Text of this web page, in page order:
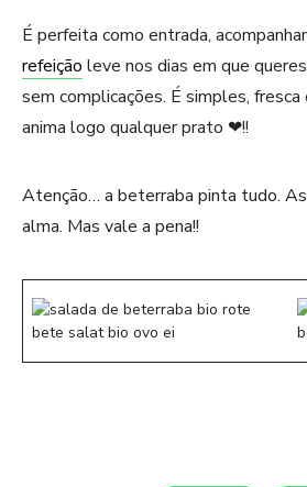
É perfeita como entrada,
refeição leve nos dias em que
sem complicações. É simples,
anima logo qualquer prato ❤!!
Atenção… a beterraba pinta tudo. As
alma. Mas vale a pena!!